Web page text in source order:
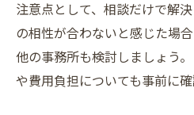
注意点として、相談だけで解
の相性が合わないと感じた場
他の事務所も検討しましょう
や費用負担についても事前に確